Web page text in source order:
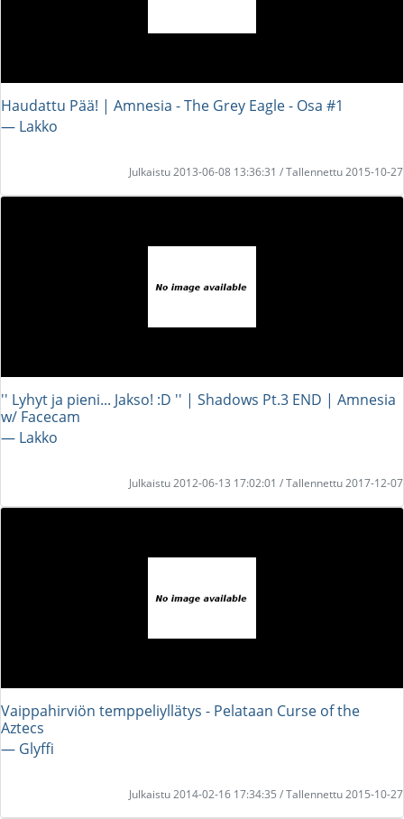
Haudattu Pää! | Amnesia - The Grey Eagle - Osa #1
― Lakko
Julkaistu 2013-06-08 13:36:31 / Tallennettu 2015-10-27
'' Lyhyt ja pieni... Jakso! :D '' | Shadows Pt.3 END | Amnesia
w/ Facecam
― Lakko
Julkaistu 2012-06-13 17:02:01 / Tallennettu 2017-12-07
Vaippahirviön temppeliyllätys - Pelataan Curse of the
Aztecs
― Glyffi
Julkaistu 2014-02-16 17:34:35 / Tallennettu 2015-10-27